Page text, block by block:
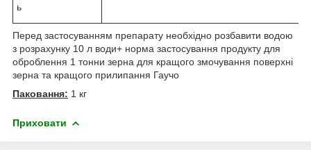
ь
Перед застосуванням препарату необхідно розбавити водою
з розрахунку 10 л води+ норма застосування продукту для
оброблення 1 тонни зерна для кращого змочування поверхні
зерна та кращого прилипання Гаучо
Паковання: 1 кг
Приховати